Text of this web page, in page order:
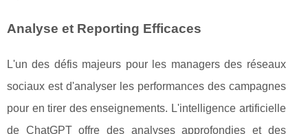
Analyse et Reporting Efficaces
L'un des défis majeurs pour les managers des réseaux
sociaux est d'analyser les performances des campagnes
pour en tirer des enseignements. L'intelligence artificielle
de ChatGPT offre des analyses approfondies et des